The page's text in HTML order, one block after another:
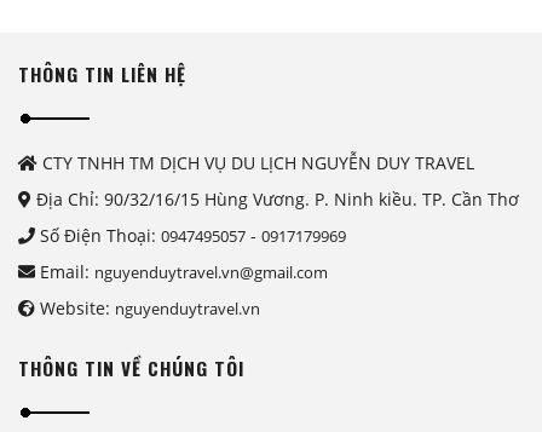
THÔNG TIN LIÊN HỆ
CTY TNHH TM DỊCH VỤ DU LỊCH NGUYỄN DUY TRAVEL
Địa Chỉ: 90/32/16/15 Hùng Vương. P. Ninh kiều. TP. Cần Thơ
Số Điện Thoại: 0947495057 - 0917179969
Email: nguyenduytravel.vn@gmail.com
Website: nguyenduytravel.vn
THÔNG TIN VỀ CHÚNG TÔI